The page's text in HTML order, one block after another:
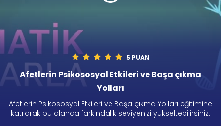
5 PUAN
Afetlerin Psikososyal Etkileri ve Başa çıkma
Yolları
Afetlerin Psikososyal Etkileri ve Başa çıkma Yolları eğitimine
katılarak bu alanda farkındalık seviyenizi yükseltebilirsiniz.